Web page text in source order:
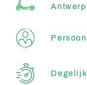
Degelijk